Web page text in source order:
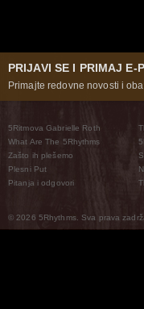
PRIJAVI SE I PRIMAJ E-
Primajte redovne novosti i
5Ritmova Gabrielle Roth
What Are The 5Rhythms
Zašto ih plešemo
Plesni Put
Pitanja i odgovori
© 2026 5Rhythms. Sva prava